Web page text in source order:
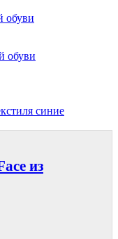
обуви
обуви
из